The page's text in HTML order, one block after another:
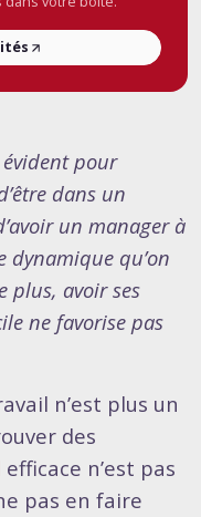
évident pour
dans un
un manager à
qu’on
plus, avoir ses
ne favorise pas
n’est plus un
des
efficace n’est pas
pas en faire